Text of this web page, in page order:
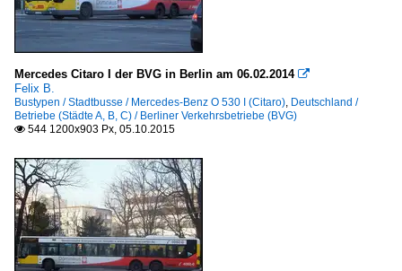
Mercedes Citaro I der BVG in Berlin am 06.02.2014 
Felix B.
Bustypen / Stadtbusse / Mercedes-Benz O 530 I (Citaro), Deutschland /
Betriebe (Städte A, B, C) / Berliner Verkehrsbetriebe (BVG)
 544 1200x903 Px, 05.10.2015